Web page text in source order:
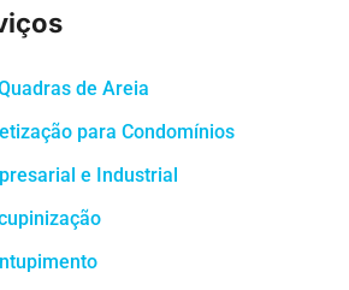
de Areia
para Condomínios
e Industrial